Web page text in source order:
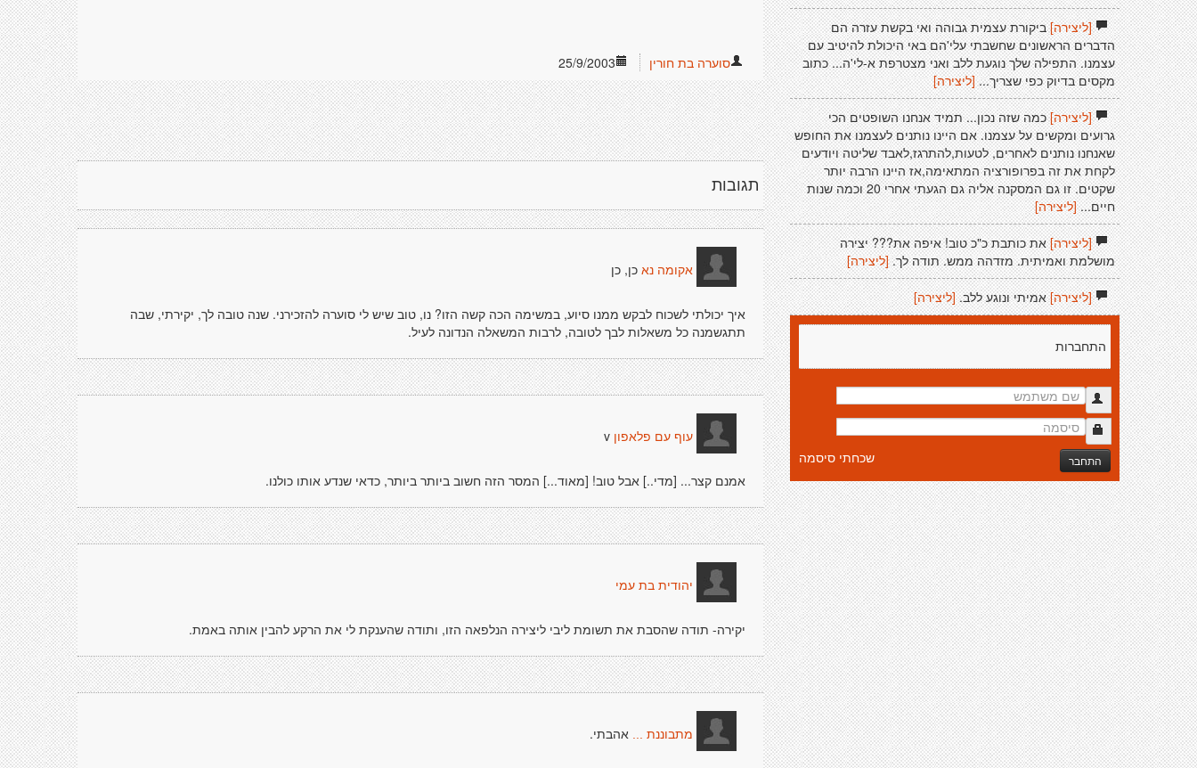
25/9/2003 סוערה בת חורין
תגובות
אקומה נא כן, כן
איך יכולתי לשכוח לבקש ממנו סיוע, במשימה הכה קשה הזו? נו, טוב שיש לי סוערה להזכירני. שנה טובה לך, יקירתי, שבה
תתגשמנה כל משאלות לבך לטובה, לרבות המשאלה הנדונה לעיל.
עוף עם פלאפון v
אמנם קצר... [מדי..] אבל טוב! [מאוד...] המסר הזה חשוב ביותר ביותר, כדאי שנדע אותו כולנו.
יהודית בת עמי
יקירה- תודה שהסבת את תשומת ליבי ליצירה הנלפאה הזו, ותודה שהענקת לי את הרקע להבין אותה באמת.
מתבוננת ... אהבתי.
[ליצירה]ביקורת עצמית גבוהה ואי בקשת עזרה הם
הדברים הראשונים שחשבתי עלי'הם באי היכולת להיטיב עם
עצמנו. התפילה שלך נוגעת ללב ואני מצטרפת א-לי'ה... כתוב
מקסים בדיוק כפי שצריך... [ליצירה]
[ליצירה]כמה שזה נכון... תמיד אנחנו השופטים הכי
גרועים ומקשים על עצמנו. אם היינו נותנים לעצמנו את החופש
שאנחנו נותנים לאחרים, לטעות,להתרגז,לאבד שליטה ויודעים
לקחת את זה בפרופורציה המתאימה,אז היינו הרבה יותר
שקטים. זו גם המסקנה אליה גם הגעתי אחרי 20 וכמה שנות
חיים...[ליצירה]
[ליצירה]את כותבת כ"כ טוב! איפה את??? יצירה
מושלמת ואמיתית. מזדהה ממש. תודה לך. [ליצירה]
[ליצירה]אמיתי ונוגע ללב. [ליצירה]
התחברות
התחבר שכחתי סיסמה